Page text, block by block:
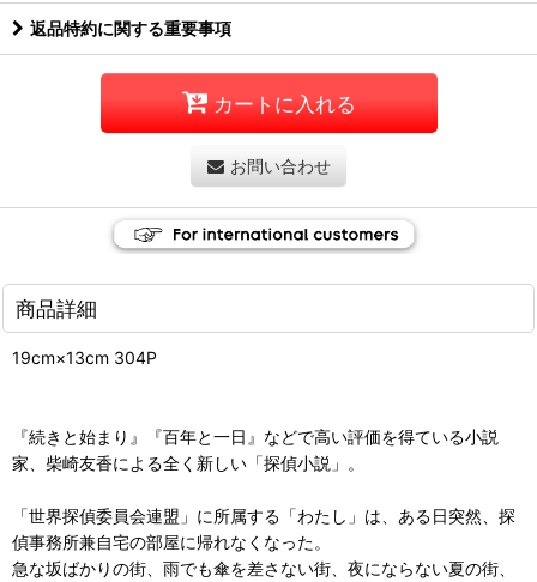
返品特約に関する重要事項
カートに入れる
お問い合わせ
商品詳細
19cm×13cm 304P
『続きと始まり』『百年と一日』などで高い評価を得ている小説
家、柴崎友香による全く新しい「探偵小説」。
「世界探偵委員会連盟」に所属する「わたし」は、ある日突然、探
偵事務所兼自宅の部屋に帰れなくなった。
急な坂ばかりの街、雨でも傘を差さない街、夜にならない夏の街、